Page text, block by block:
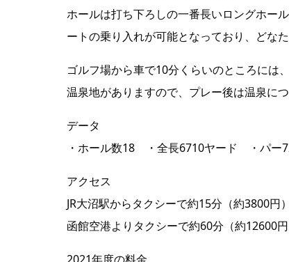
ホールは打ち下ろしの一番長いロングホー
ートの乗り入れが可能となっており、どな
ゴルフ場から車で10分くらいのところには
温泉地がありますので、プレー後は温泉に
データ
・ホール数18 ・全長6710ヤード ・パー
アクセス
JR大沼駅からタクシーで約15分（約3800円）
函館空港よりタクシーで約60分（約12600円